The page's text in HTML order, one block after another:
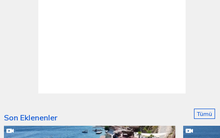
Son Eklenenler Tümü